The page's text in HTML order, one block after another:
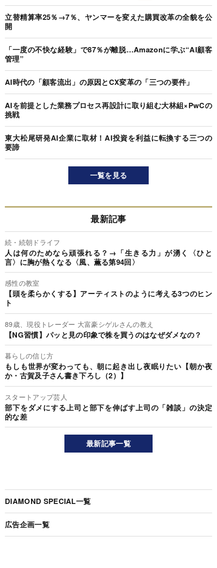
立替精算率25％→7％、ヤンマーを変えた購買改革の全貌を公
開
「一度の不快な経験」で87％が離脱…Amazonに学ぶ“AI顧客
管理”
AI時代の「顧客流出」の原因とCX変革の「三つの要件」
AIを前提とした業務プロセス再設計に取り組む大林組×PwCの
挑戦
東大松尾研発AI企業に取材！AI投資を利益に転換する三つの
要諦
一覧を見る
最新記事
続・続朝ドライフ
人は何のためなら頑張れる？→「生きる力」が湧く〈ひと
言〉に胸が熱くなる〈風、薫る第94回〉
感性の教室
【頭を柔らかくする】アーティストのように考える3つのヒン
ト
89歳、現役トレーダー 大富豪シゲルさんの教え
【NG習慣】パッと見の印象で株を買うのはなぜダメなの？
暮らしの信じ方
もしも世界が変わっても、朝に起き出し夜眠りたい【朝か夜
か・古賀及子さん書き下ろし（2）】
スタートアップ芸人
部下をダメにする上司と部下を伸ばす上司の「雑談」の決定
的な差
最新記事一覧
DIAMOND SPECIAL一覧
広告企画一覧